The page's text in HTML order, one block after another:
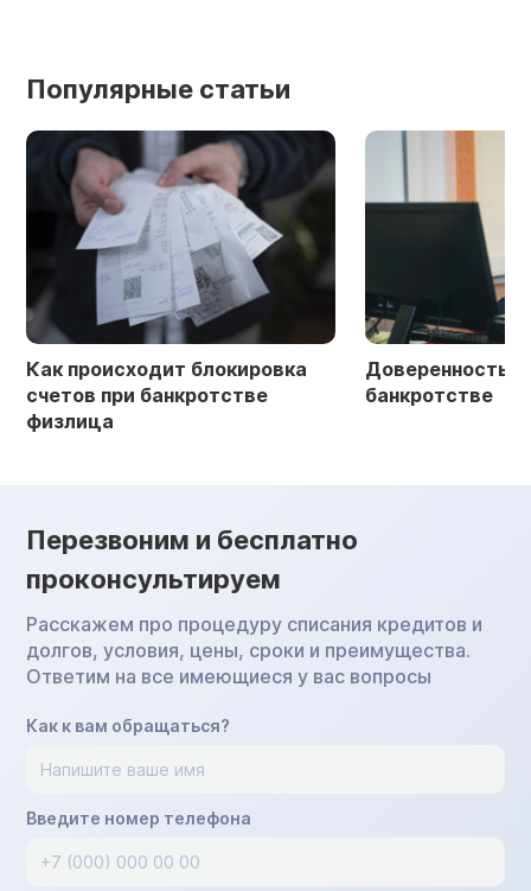
Популярные статьи
Как происходит блокировка
счетов при банкротстве
физлица
Доверенность
банкротстве
Перезвоним и бесплатно
проконсультируем
Расскажем про процедуру списания кредитов и
долгов, условия, цены, сроки и преимущества.
Ответим на все имеющиеся у вас вопросы
Как к вам обращаться?
Введите номер телефона